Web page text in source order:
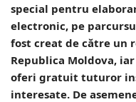
special pentru
electronic, pe
fost creat de către un
Republica Moldova,
oferi gratuit tuturor
interesate. De